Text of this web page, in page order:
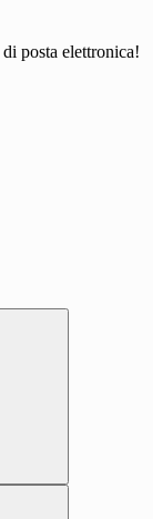
posta elettronica!